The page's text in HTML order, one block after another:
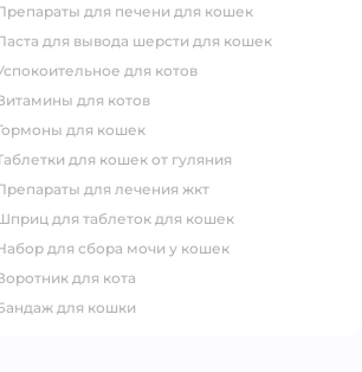
препараты для печени для кошек
паста для вывода шерсти для кошек
успокоительное для котов
витамины для котов
гормоны для кошек
таблетки для кошек от гуляния
препараты для лечения жкт
шприц для таблеток для кошек
набор для сбора мочи у кошек
воротник для кота
бандаж для кошки